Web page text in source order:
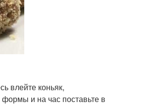
влейте коньяк,
и на час поставьте в